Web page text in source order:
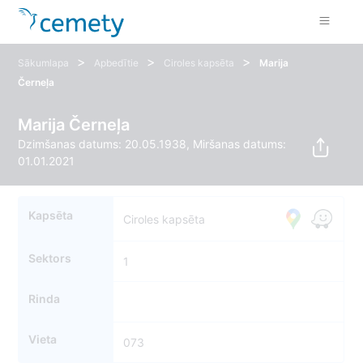
Sākumlapa > Apbedītie > Ciroles kapsēta >
Marija
Černeļa
Marija Černeļa
Dzimšanas datums: 20.05.1938, Miršanas datums:
01.01.2021
Kapsēta Ciroles kapsēta
Sektors 1
Rinda
Vieta 073